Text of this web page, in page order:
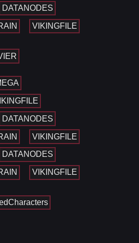
DATANODES
VIKINGFILE
DATANODES
VIKINGFILE
DATANODES
VIKINGFILE